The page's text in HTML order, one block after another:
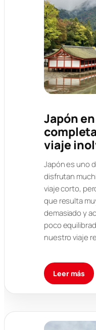
Japón
viaje
Japón es uno
disfrutan
viaje corto,
que resulta
demasiado y
poco
nuestro viaje
Leer más